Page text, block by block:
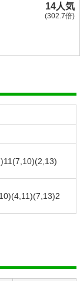
14人気
(302.7倍)